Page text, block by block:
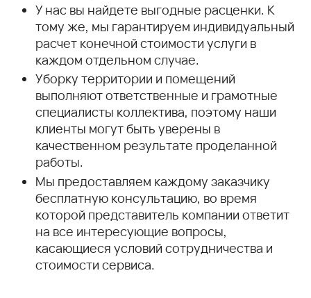
У нас вы найдете выгодные расценки. К
тому же, мы гарантируем индивидуальный
расчет конечной стоимости услуги в
каждом отдельном случае.
Уборку территории и помещений
выполняют ответственные и грамотные
специалисты коллектива, поэтому наши
клиенты могут быть уверены в
качественном результате проделанной
работы.
Мы предоставляем каждому заказчику
бесплатную консультацию, во время
которой представитель компании ответит
на все интересующие вопросы,
касающиеся условий сотрудничества и
стоимости сервиса.